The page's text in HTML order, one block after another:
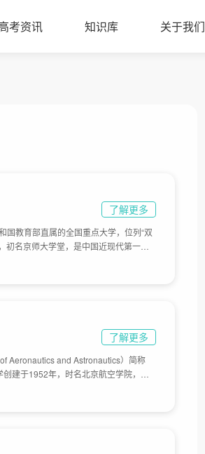
考资讯 知识库 关于我们
了解更多
国教育部直属的全国重点大学，位列“双
初名京师大学堂，是中国近现代第一所
了解更多
Aeronautics and Astronautics）简称
创建于1952年，时名北京航空学院，由